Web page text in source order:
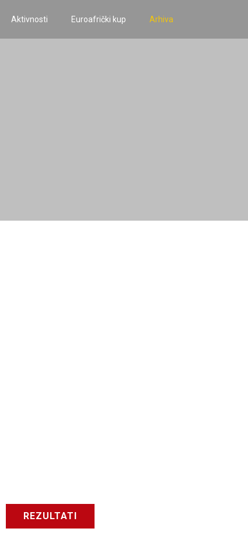
Aktivnosti Euroafrički kup Arhiva
REZULTATI